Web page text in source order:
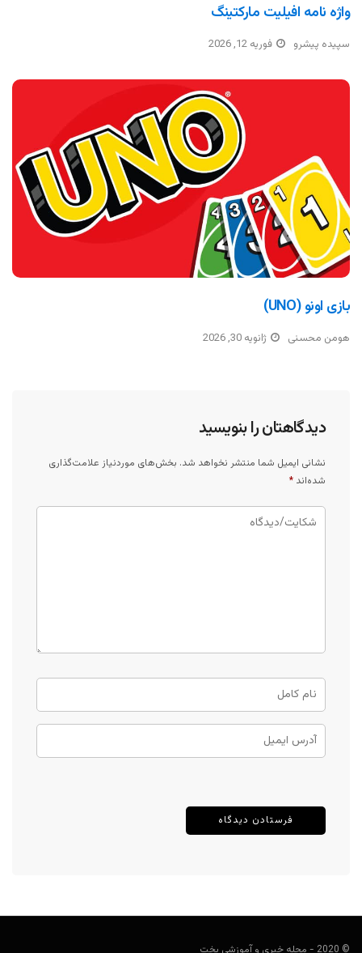
واژه نامه افیلیت مارکتینگ
سپیده پیشرو فوریه 12, 2026
بازی اونو (UNO)
هومن محسنی ژانویه 30, 2026
دیدگاهتان را بنویسید
نشانی ایمیل شما منتشر نخواهد شد. بخش‌های موردنیاز علامت‌گذاری
شده‌اند *
© 2020 - مجله خبری و آموزشی بخت